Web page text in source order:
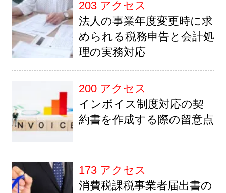
203 アクセス
法人の事業年度変更時に求
められる税務申告と会計処
理の実務対応
200 アクセス
インボイス制度対応の契
約書を作成する際の留意点
173 アクセス
消費税課税事業者届出書の